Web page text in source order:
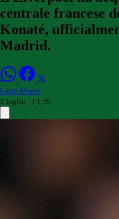
centrale francese
Konaté,
Madrid.
Luigi Mereu
2 luglio - 13:59